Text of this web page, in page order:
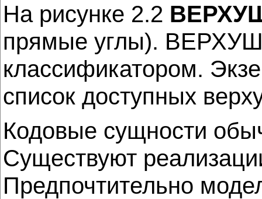
На рисунке 2.2
прямые углы).
классификатором.
список доступных
Кодовые сущности
Существуют
Предпочтительно